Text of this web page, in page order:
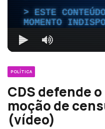
ESTE
MOMENTO
POLÍTICA
CDS defende
moção de
(vídeo)